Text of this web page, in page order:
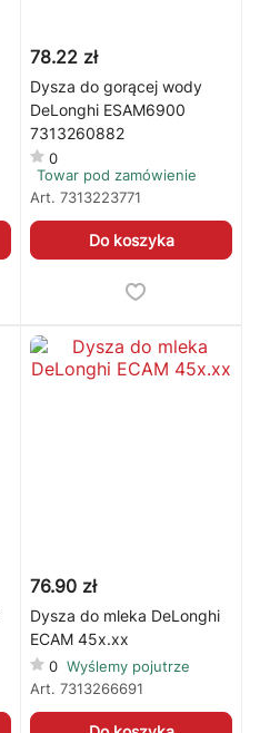
78.22 zł
Dysza do gorącej wody
DeLonghi ESAM6900
7313260882
0
Towar pod zamówienie
Art. 7313223771
Do koszyka
76.90 zł
Dysza do mleka DeLonghi
ECAM 45x.xx
0 Wyślemy pojutrze
Art. 7313266691